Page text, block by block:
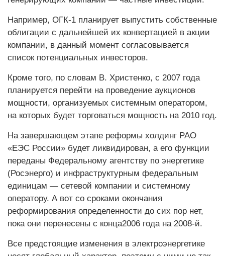
Например, ОГК-1 планирует выпустить собственные
облигации с дальнейшей их конвертацией в акции
компании, в данный момент согласовывается
список потенциальных инвесторов.
Кроме того, по словам В. Христенко, с 2007 года
планируется перейти на проведение аукционов
мощности, организуемых системным оператором,
на которых будет торговаться мощность на 2010 год.
На завершающем этапе реформы холдинг РАО
«ЕЭС России» будет ликвидирован, а его функции
переданы Федеральному агентству по энергетике
(Росэнерго) и инфраструктурным федеральным
единицам — сетевой компании и системному
оператору. А вот со сроками окончания
реформирования определенности до сих пор нет,
пока они перенесены с конца2006 года на 2008-й.
Все предстоящие изменения в электроэнергетике